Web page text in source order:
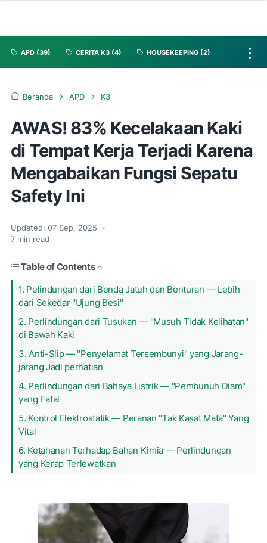
APD (39) CERITA K3 (4) HOUSEKEEPING (2)
Beranda APD K3
AWAS! 83% Kecelakaan Kaki
di Tempat Kerja Terjadi Karena
Mengabaikan Fungsi Sepatu
Safety Ini
Updated: 07 Sep, 2025
•
7 min read
Table of Contents
1. Pelindungan dari Benda Jatuh dan Benturan — Lebih
dari Sekedar "Ujung Besi"
2. Perlindungan dari Tusukan — "Musuh Tidak Kelihatan"
di Bawah Kaki
3. Anti-Slip — "Penyelamat Tersembunyi" yang Jarang-
jarang Jadi perhatian
4. Perlindungan dari Bahaya Listrik — "Pembunuh Diam"
yang Fatal
5. Kontrol Elektrostatik — Peranan "Tak Kasat Mata" Yang
Vital
6. Ketahanan Terhadap Bahan Kimia — Perlindungan
yang Kerap Terlewatkan